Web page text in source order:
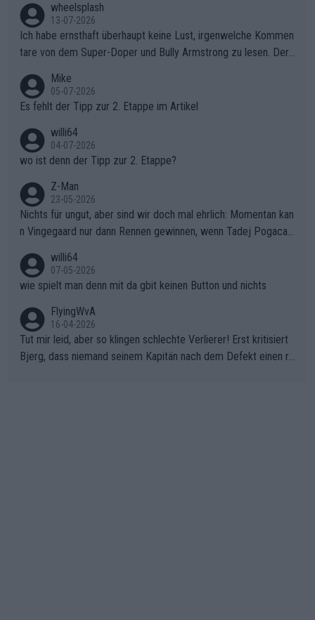
wheelsplash
13-07-2026
Ich habe ernsthaft überhaupt keine Lust, irgenwelche Kommen
tare von dem Super-Doper und Bully Armstrong zu lesen. Der
r die gehört nicht in dieses Medium!
Mike
05-07-2026
Es fehlt der Tipp zur 2. Etappe im Artikel
willi64
04-07-2026
wo ist denn der Tipp zur 2. Etappe?
Z-Man
23-05-2026
Nichts für ungut, aber sind wir doch mal ehrlich: Momentan kan
n Vingegaard nur dann Rennen gewinnen, wenn Tadej Pogacar
willi64
07-05-2026
wie spielt man denn mit da gbit keinen Button und nichts
FlyingWvA
16-04-2026
Tut mir leid, aber so klingen schlechte Verlierer! Erst kritisiert
Bjerg, dass niemand seinem Kapitän nach dem Defekt einen ro